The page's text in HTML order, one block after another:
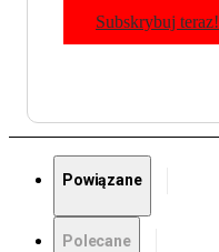
Subskrybuj teraz!
Powiązane
Polecane